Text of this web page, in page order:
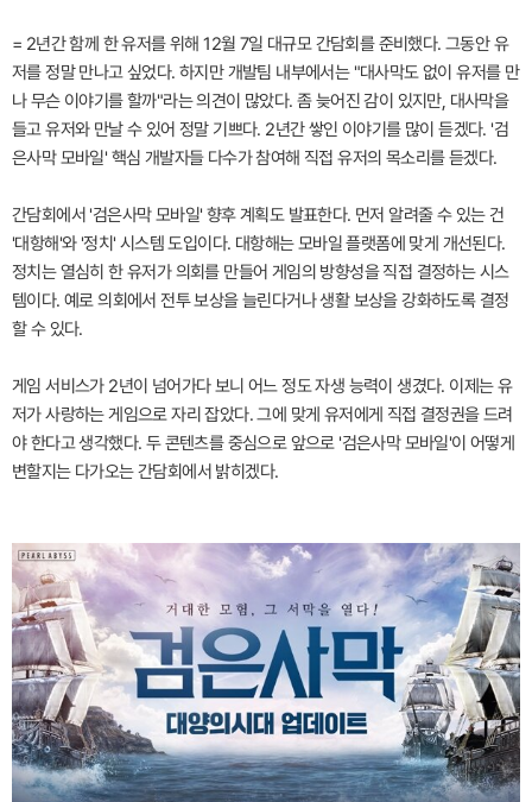
= 2년간 함께 한 유저를 위해 12월 7일 대규모 간담회를 준비했다. 그동안 유
저를 정말 만나고 싶었다. 하지만 개발팀 내부에서는 "대사막도 없이 유저를 만
나 무슨 이야기를 할까"라는 의견이 많았다. 좀 늦어진 감이 있지만, 대사막을
들고 유저와 만날 수 있어 정말 기쁘다. 2년간 쌓인 이야기를 많이 듣겠다. '검
은사막 모바일' 핵심 개발자들 다수가 참여해 직접 유저의 목소리를 듣겠다.
간담회에서 '검은사막 모바일' 향후 계획도 발표한다. 먼저 알려줄 수 있는 건
'대항해'와 '정치' 시스템 도입이다. 대항해는 모바일 플랫폼에 맞게 개선된다.
정치는 열심히 한 유저가 의회를 만들어 게임의 방향성을 직접 결정하는 시스
템이다. 예로 의회에서 전투 보상을 늘린다거나 생활 보상을 강화하도록 결정
할 수 있다.
게임 서비스가 2년이 넘어가다 보니 어느 정도 자생 능력이 생겼다. 이제는 유
저가 사랑하는 게임으로 자리 잡았다. 그에 맞게 유저에게 직접 결정권을 드려
야 한다고 생각했다. 두 콘텐츠를 중심으로 앞으로 '검은사막 모바일'이 어떻게
변할지는 다가오는 간담회에서 밝히겠다.